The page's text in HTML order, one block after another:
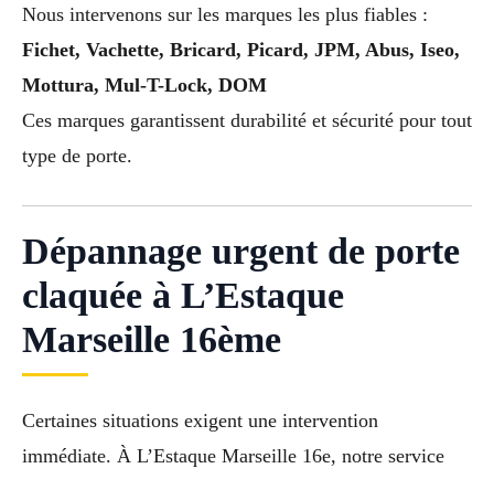
Nous intervenons sur les marques les plus fiables :
Fichet, Vachette, Bricard, Picard, JPM, Abus, Iseo,
Mottura, Mul-T-Lock, DOM
Ces marques garantissent durabilité et sécurité pour tout
type de porte.
Dépannage urgent de porte
claquée à L’Estaque
Marseille 16ème
Certaines situations exigent une intervention
immédiate. À L’Estaque Marseille 16e, notre service